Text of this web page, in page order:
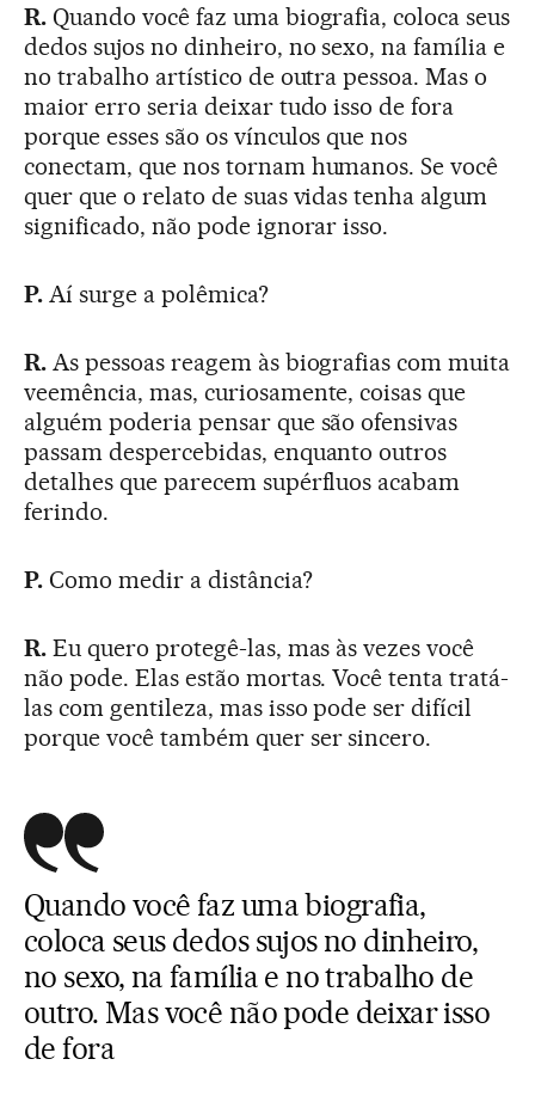
R.Quando você faz uma biografia, coloca seus
dedos sujos no dinheiro, no sexo, na família e
no trabalho artístico de outra pessoa. Mas o
maior erro seria deixar tudo isso de fora
porque esses são os vínculos que nos
conectam, que nos tornam humanos. Se você
quer que o relato de suas vidas tenha algum
significado, não pode ignorar isso.
P.Aí surge a polêmica?
R.As pessoas reagem às biografias com muita
veemência, mas, curiosamente, coisas que
alguém poderia pensar que são ofensivas
passam despercebidas, enquanto outros
detalhes que parecem supérfluos acabam
ferindo.
P.Como medir a distância?
R.Eu quero protegê-las, mas às vezes você
não pode. Elas estão mortas. Você tenta tratá-
las com gentileza, mas isso pode ser difícil
porque você também quer ser sincero.
Quando você faz uma biografia,
coloca seus dedos sujos no dinheiro,
no sexo, na família e no trabalho de
outro. Mas você não pode deixar isso
de fora